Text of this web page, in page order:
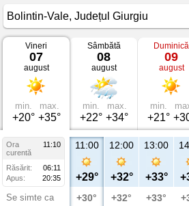
Vremea
Bolintin-
Vale
Județul
Giurgiu
Vineri
07
august
min.
+20°
max.
+35°
Sâmbătă
08
august
min.
+22°
max.
+34°
Duminică
09
august
min.
+21°
Ora
11:10
curentă
Răsărit:
06:11
Apus:
20:35
Se simte ca
11:00
+29°
+30°
12:00
+32°
+32°
13:00
+33°
+33°